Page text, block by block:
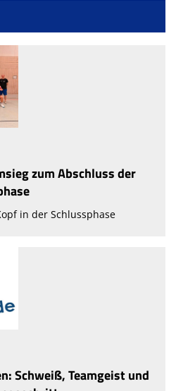
zum Abschluss der
in der Schlussphase
Schweiß, Teamgeist und